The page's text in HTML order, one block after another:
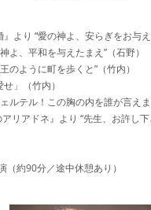
より “愛の神よ、安らぎをお与え
よ、平和を与えたまえ”（石野）
のように町を歩くと”（竹内）
」（竹内）
ルテル！この胸の内を誰が言えま
リアドネ』より “先生、お許し
約90分／途中休憩あり）